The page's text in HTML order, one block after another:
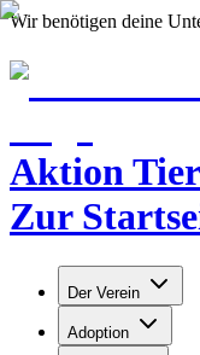
Wir benötigen deine
Aktion
Zur
Der Verein
Adoption